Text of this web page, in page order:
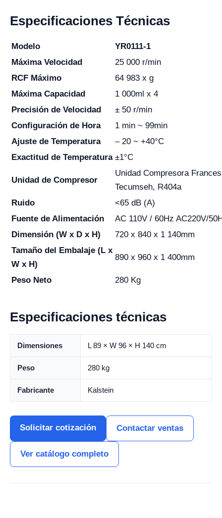
Especificaciones Técnicas
Modelo
YR0111-1
Máxima Velocidad
25 000 r/min
RCF Máximo
64 983 x g
Máxima Capacidad
1 000ml x 4
Precisión de Velocidad
± 50 r/min
Configuración de Hora
1 min ~ 99min
Ajuste de Temperatura
– 20 ~ +40°C
Exactitud de Temperatura ±1°C
Unidad de Compresor
Unidad Compresora
Tecumseh, R404a
Ruido
<65 dB (A)
Fuente de Alimentación
AC 110V / 60Hz AC220V/
Dimensión (W x D x H)
720 x 840 x 1 140mm
Tamaño del Embalaje (L x
W x H)
890 x 960 x 1 400mm
Peso Neto 280 Kg
Especificaciones técnicas
Dimensiones L 89 × W 96 × H 140 cm
Peso 280 kg
Fabricante Kalstein
Solicitar cotización Contactar ventas
Ver catálogo completo